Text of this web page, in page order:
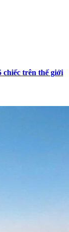
chiếc trên thế giới